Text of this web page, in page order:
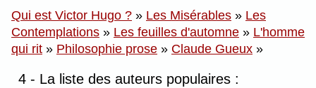
Qui est Victor Hugo ? » Les Misérables » Les
Contemplations » Les feuilles d'automne » L'homme
qui rit » Philosophie prose » Claude Gueux »
4 - La liste des auteurs populaires :